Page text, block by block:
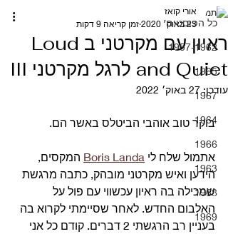
כל הפוסטים
1957-1962
1965
1967
1964
1966
1963
1968
1969
ראיון עם מקרטני ב Loud
and Quiet לרגל מקרטני III
אורי קואז
23 באוק׳ 2020
זמן קריאה 9 דקות
עודכן:27 באוק׳ 2022
בוקר טוב אוהבי הביטלס באשר הם.
אתמול שלח לי Boris Landa המקסים,
הידען ואיש מקרטני מובהק, כתבה מרגשת
שמכילה בה ראיון עכשווי עם פול על
האלבום החדש. לאחר שסיימתי לקרוא בה
בעניין רב הרגשתי 2 דברים. קודם כל אני